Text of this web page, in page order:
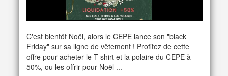
C'est bientôt Noël, alors le CEPE lance son "black
Friday" sur sa ligne de vêtement ! Profitez de cette
offre pour acheter le T-shirt et la polaire du CEPE à -
50%, ou les offrir pour Noël ...